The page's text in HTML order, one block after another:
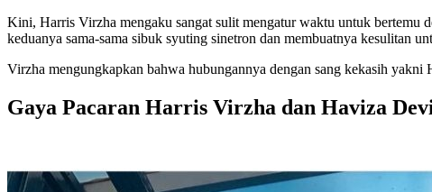
Kini, Harris Virzha mengaku sangat sulit mengatur waktu untuk bertemu
keduanya sama-sama sibuk syuting sinetron dan membuatnya kesulitan
Virzha mengungkapkan bahwa hubungannya dengan sang kekasih
Gaya Pacaran Harris Virzha dan Haviza